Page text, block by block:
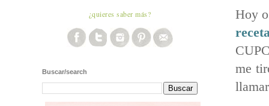
Hoy
me
¿quieres saber más?
Buscar/search